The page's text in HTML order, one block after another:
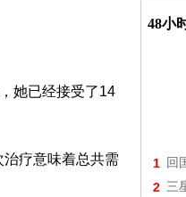
她已经接受了14
治疗意味着总共需
48小
1 回
2 三